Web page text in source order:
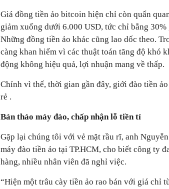
Giá đồng tiền ảo bitcoin hiện chỉ còn quẩn
giảm xuống dưới 6.000 USD, tức chỉ bằng
Những đồng tiền ảo khác cũng lao dốc theo.
càng khan hiếm vì các thuật toán tăng độ khó
động không hiệu quả, lợi nhuận mang về thấp.
Chính vì thế, thời gian gần đây, giới đào tiền
rẻ .
Bán tháo máy đào, chấp nhận lỗ tiền tỉ
Gặp lại chúng tôi với vẻ mặt rầu rĩ, anh
máy đào tiền ảo tại TP.HCM, cho biết công ty
hàng, nhiều nhân viên đã nghỉ việc.
“Hiện một trâu cày tiền ảo rao bán với giá chỉ